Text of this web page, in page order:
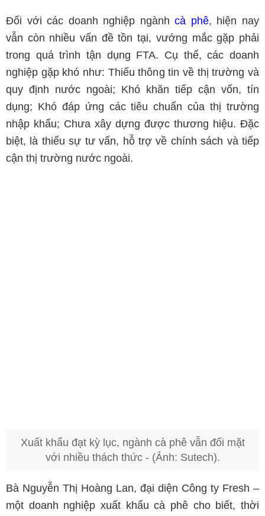
Đối với các doanh nghiệp ngànhcà phê, hiện nay
vẫn còn nhiều vấn đề tồn tại, vướng mắc gặp phải
trong quá trình tận dụng FTA. Cụ thể, các doanh
nghiệp gặp khó như: Thiếu thông tin về thị trường và
quy định nước ngoài; Khó khăn tiếp cận vốn, tín
dụng; Khó đáp ứng các tiêu chuẩn của thị trường
nhập khẩu; Chưa xây dựng được thương hiệu. Đặc
biệt, là thiếu sự tư vấn, hỗ trợ về chính sách và tiếp
cận thị trường nước ngoài.
Xuất khẩu đạt kỳ lục, ngành cà phê vẫn đối mặt
với nhiều thách thức - (Ảnh: Sutech).
Bà Nguyễn Thị Hoàng Lan, đại diện Công ty Fresh –
một doanh nghiệp xuất khẩu cà phê cho biết, thời